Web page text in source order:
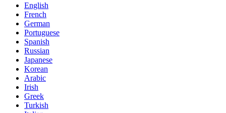
English
French
German
Portuguese
Spanish
Russian
Japanese
Korean
Arabic
Irish
Greek
Turkish